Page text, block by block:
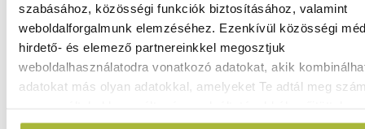
szabásához, közösségi funkciók biztosításához, valamint
weboldalforgalmunk elemzéséhez. Ezenkívül közösségi
hirdető- és elemező partnereinkkel megosztjuk
weboldalhasználatodra vonatkozó adatokat, akik
adatokat más olyan adatokkal, amelyeket Te adtál meg